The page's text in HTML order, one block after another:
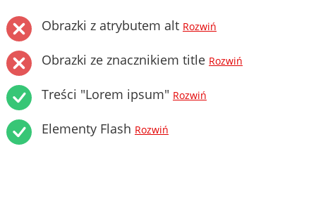
Obrazki z atrybutem alt Rozwiń
Obrazki ze znacznikiem title Rozwiń
Treści "Lorem ipsum" Rozwiń
Elementy Flash Rozwiń